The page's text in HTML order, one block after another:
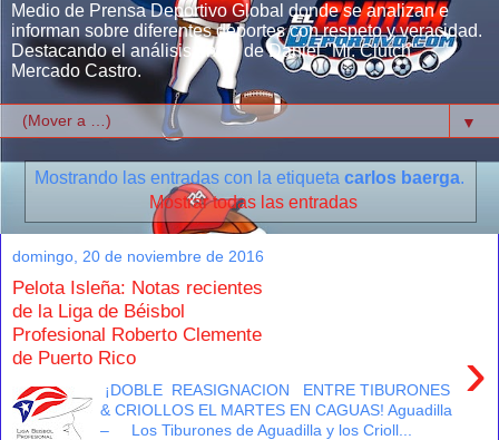
Medio de Prensa Deportivo Global donde se analizan e
informan sobre diferentes deportes con respeto y veracidad.
Destacando el análisis único de Daniel "Mr. Clutch"
Mercado Castro.
▼
Mostrando las entradas con la etiqueta carlos baerga.
Mostrar todas las entradas
domingo, 20 de noviembre de 2016
Pelota Isleña: Notas recientes
de la Liga de Béisbol
Profesional Roberto Clemente
de Puerto Rico
›
¡DOBLE REASIGNACION ENTRE TIBURONES
& CRIOLLOS EL MARTES EN CAGUAS! Aguadilla
– Los Tiburones de Aguadilla y los Crioll...